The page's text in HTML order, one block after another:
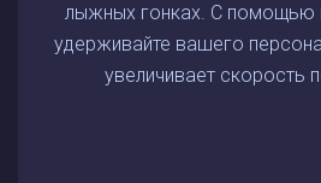
лыжных гонках. С
удерживайте вашего
увеличивает скорость